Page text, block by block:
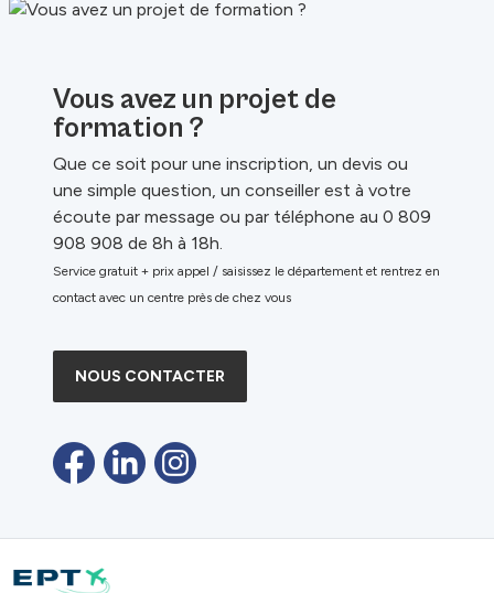
Vous avez un projet de
formation ?
Que ce soit pour une inscription, un devis ou
une simple question, un conseiller est à votre
écoute par message ou par téléphone au 0 809
908 908 de 8h à 18h.
Service gratuit + prix appel / saisissez le département et rentrez en
contact avec un centre près de chez vous
NOUS CONTACTER